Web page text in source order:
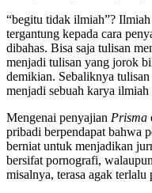
“begitu tidak ilmiah”?
tergantung kepada cara
dibahas. Bisa saja tulisan
menjadi tulisan yang jorok
demikian. Sebaliknya
menjadi sebuah karya ilmiah
Mengenai penyajian Prisma
pribadi berpendapat bahwa
berniat untuk menjadikan
bersifat pornografi,
misalnya, terasa agak terlalu